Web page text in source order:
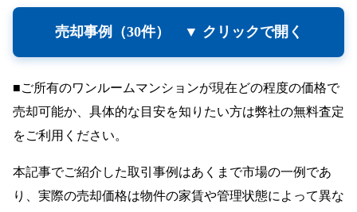
売却事例（30件）
■ご所有のワンルームマンションが現在どの程度の価格で
売却可能か、具体的な目安を知りたい方は弊社の無料査定
をご利用ください。
本記事でご紹介した取引事例はあくまで市場の一例であ
り、実際の売却価格は物件の家賃や管理状態によって異な